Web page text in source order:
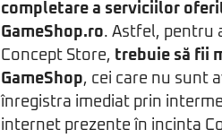
completare a serviciilor
GameShop.ro. Astfel, pentru
Concept Store, trebuie să fii
GameShop, cei care nu sunt
înregistra imediat prin
internet prezente în incinta